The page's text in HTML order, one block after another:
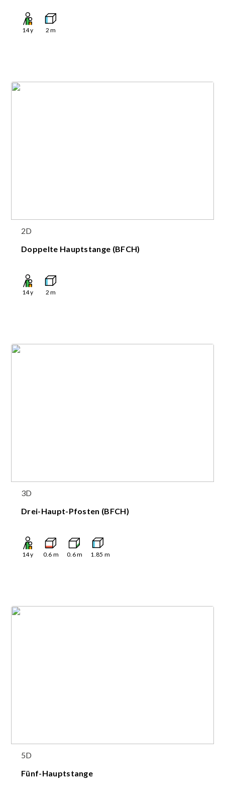
14y 2 m
2D
Doppelte Hauptstange (BFCH)
14y 2 m
3D
Drei-Haupt-Pfosten (BFCH)
14y 0.6 m 0.6m 1.85 m
5D
Fünf-Hauptstange